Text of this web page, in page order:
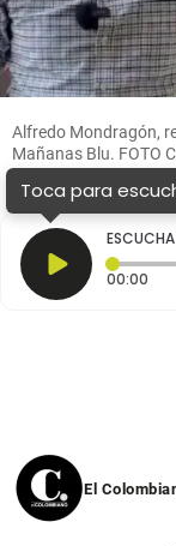
Alfredo Mondragón,
Mañanas Blu. FOTO
Toca para
ESCUCHA
00:00
El